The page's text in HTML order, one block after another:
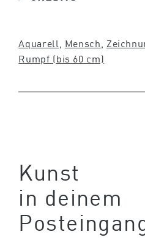
Aquarell Mensch
Rumpf (bis 60 cm)
Kunst
in deinem